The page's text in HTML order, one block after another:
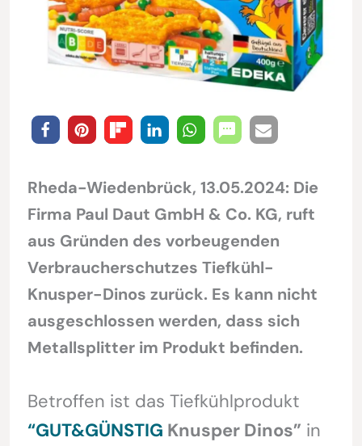
Rheda-Wiedenbrück, 13.05.2024: Die
Firma Paul Daut GmbH & Co. KG, ruft
aus Gründen des vorbeugenden
Verbraucherschutzes Tiefkühl-
Knusper-Dinos zurück. Es kann nicht
ausgeschlossen werden, dass sich
Metallsplitter im Produkt befinden.
Betroffen ist das Tiefkühlprodukt
“GUT&GÜNSTIG Knusper Dinos” in